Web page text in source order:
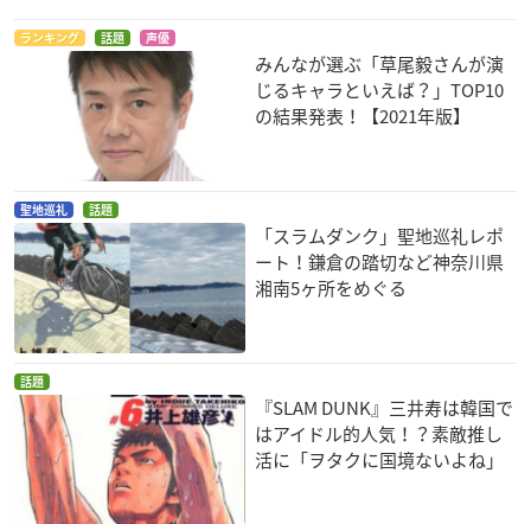
ランキング 話題 声優
みんなが選ぶ「草尾毅さんが演
じるキャラといえば？」TOP10
の結果発表！【2021年版】
聖地巡礼 話題
「スラムダンク」聖地巡礼レポ
ート！鎌倉の踏切など神奈川県
湘南5ヶ所をめぐる
話題
『SLAM DUNK』三井寿は韓国で
はアイドル的人気！？素敵推し
活に「ヲタクに国境ないよね」